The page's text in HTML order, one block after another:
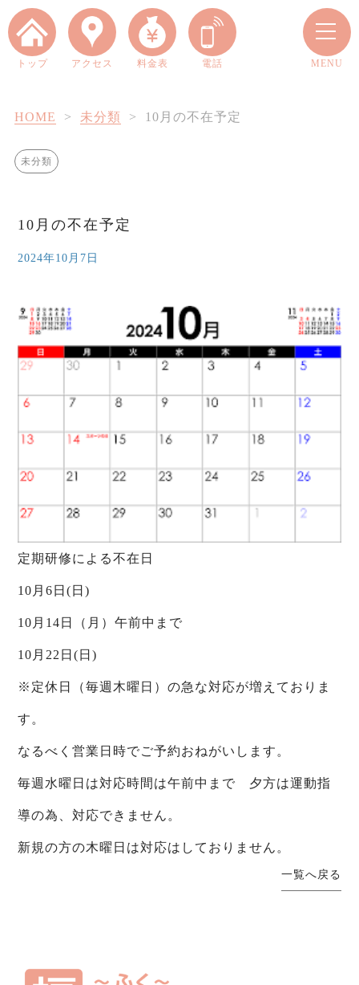
トップ アクセス 料金表 電話 MENU
HOME > 未分類 > 10月の不在予定
未分類
10月の不在予定
2024年10月7日
定期研修による不在日
10月6日(日)
10月14日（月）午前中まで
10月22日(日)
※定休日（毎週木曜日）の急な対応が増えておりま
す。
なるべく営業日時でご予約おねがいします。
毎週水曜日は対応時間は午前中まで 夕方は運動指
導の為、対応できません。
新規の方の木曜日は対応はしておりません。
一覧へ戻る
院長ブログ